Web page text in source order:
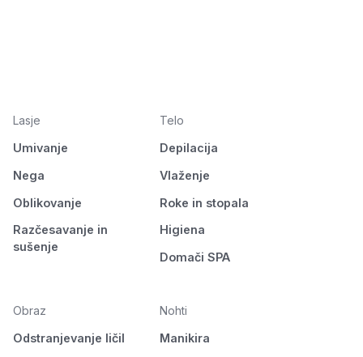
Lasje
Umivanje
Nega
Oblikovanje
Razčesavanje in
sušenje
Telo
Depilacija
Vlaženje
Roke in stopala
Higiena
Domači SPA
Obraz
Odstranjevanje ličil
Nohti
Manikira